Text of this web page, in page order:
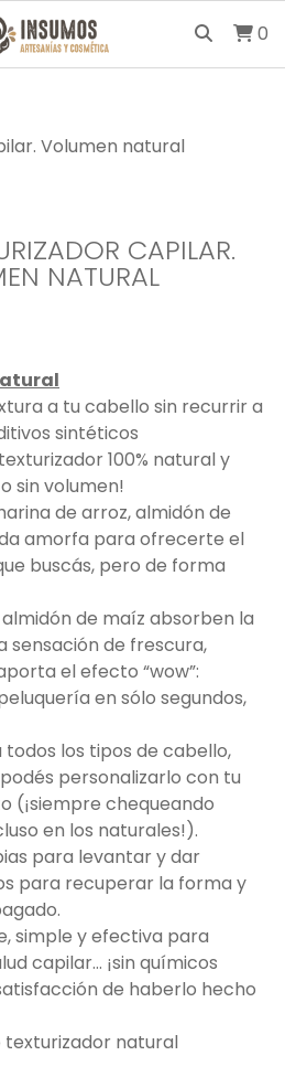
0
Volumen natural
CAPILAR.
NATURAL
a tu cabello sin recurrir a
sintéticos
100% natural y
sin volumen!
de arroz, almidón de
amorfa para ofrecerte el
buscás, pero de forma
de maíz absorben la
sensación de frescura,
el efecto “wow”:
en sólo segundos,
los tipos de cabello,
personalizarlo con tu
(¡siempre chequeando
en los naturales!).
para levantar y dar
para recuperar la forma y
simple y efectiva para
capilar… ¡sin químicos
de haberlo hecho
texturizador natural